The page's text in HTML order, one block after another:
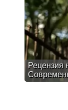
Рецензия